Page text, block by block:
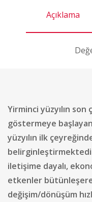
Açıklama
Yirminci yüzyılın son
göstermeye
yüzyılın ilk
iletişime dayalı,
etkenler
değişim/dönüşüm